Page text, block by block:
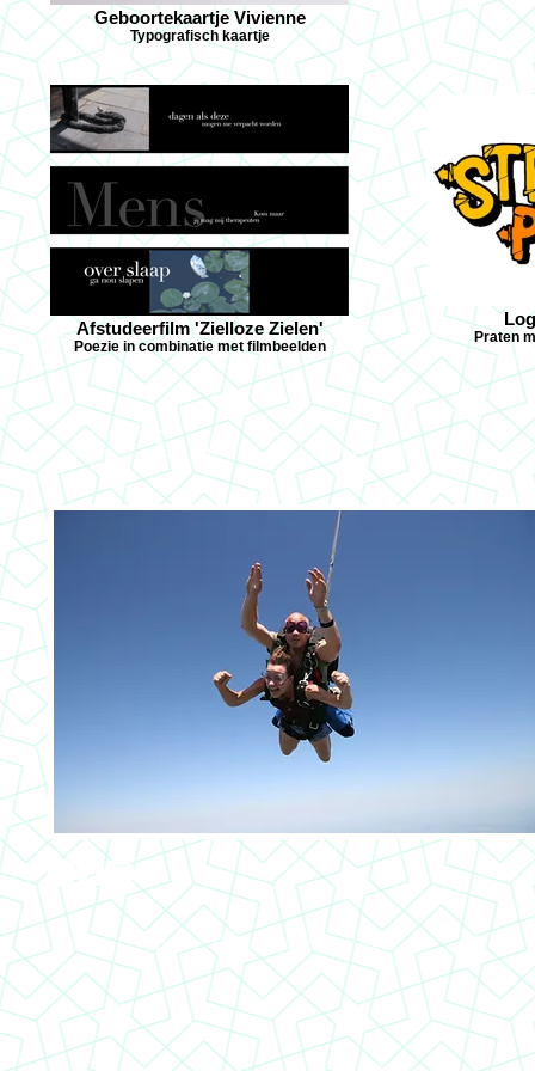
Geboortekaartje Vivienne
Typografisch kaartje
Afstudeerfilm 'Zielloze Zielen'
Poezie in combinatie met filmbeelden
Praten
JOYCE A. BROUWER
© 2018 by J.A. Brouwer, design by Joyce A. Brouwer